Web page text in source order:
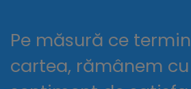
Pe măsură ce
cartea, rămânem